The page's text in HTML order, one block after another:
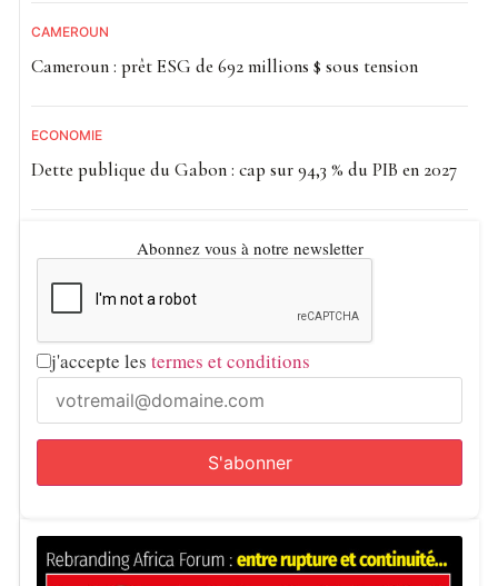
CAMEROUN
Cameroun : prêt ESG de 692 millions $ sous tension
ECONOMIE
Dette publique du Gabon : cap sur 94,3 % du PIB en 2027
Abonnez vous à notre newsletter
j'accepte les termes et conditions